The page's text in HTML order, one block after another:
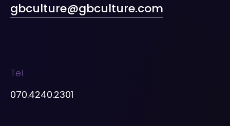
gbculture@gbculture.com
Tel
070.4240.2301